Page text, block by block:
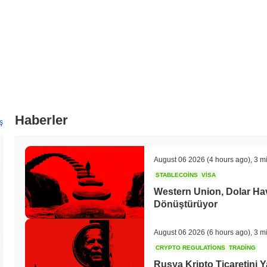
konsensüs mekanizması içerir; bu, merkeziyetsizliği tehlikeye
işbirlikçi bir ortam yaratmaktadır. Yönetişim modeli, topluluğa güç
ve Keren'in gelişen blok zinciri alanındaki farklı rolünü daha da
Keren ile neler yapabilirsiniz?
KEREN token, ekosisteminde birden fazla pratik kullanım
zincirinde inşa edilen merkeziyetsiz uygulamalar (dApps) ile
kullanılmaktadır. Sahipler, ağı güvence altına almak için KEREN
imkanı sunabilir. Ayrıca, KEREN, sahiplerinin projenin gelecekteki
tanıyarak yönetişim katılımını kolaylaştırabilir. Geliştiriciler için
sağlar ve ekosistemin genel işlevselliğini artırır. Keren platformu,
Haberler
August 06 2026 (4 hours ago) 3
STABLECOINS VISA
Western Union, Dolar
Dönüştürüyor
August 06 2026 (6 hours ago) 3
CRYPTO REGULATIONS TRADING
Rusya Kripto Ticaretini